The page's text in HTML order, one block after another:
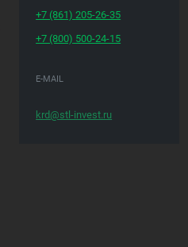
+7 (861)205-26-35
+7 (800) 500-24-15
E-MAIL
krd@stl-invest.ru